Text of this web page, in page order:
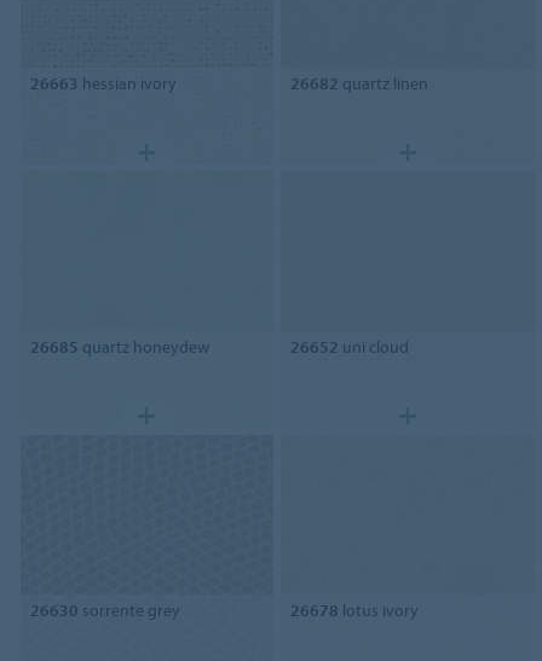
26663 hessian ivory 26682 quartz linen
26685 quartz honeydew 26652 uni cloud
26630 sorrente grey 26678 lotus ivory